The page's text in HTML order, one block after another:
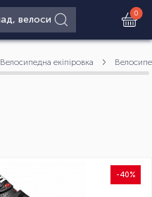
0
Велосипедна екіпіровка
-40%